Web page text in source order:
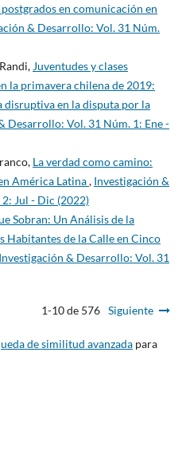
en comunicación en
& Desarrollo: Vol. 31 Núm.
Juventudes y clases
la primavera chilena de 2019:
disruptiva en la disputa por la
Desarrollo: Vol. 31 Núm. 1: Ene -
La verdad como camino:
América Latina, Investigación &
Jul - Dic (2022)
Sobran: Un Análisis de la
Habitantes de la Calle en Cinco
Investigación & Desarrollo: Vol. 31
1-10 de 576 Siguiente
de similitud avanzadapara